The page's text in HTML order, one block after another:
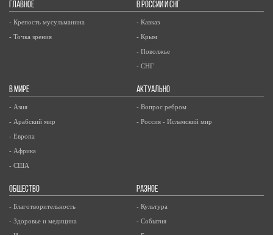
ГЛАВНОЕ
- Крепость мусульманина
- Точка зрения
В РОССИИ И СНГ
- Кавказ
- Крым
- Поволжье
- СНГ
В МИРЕ
- Азия
- Арабский мир
- Европа
- Африка
- США
АКТУАЛЬНО
- Вопрос ребром
- Россия - Исламский мир
ОБЩЕСТВО
- Благотворительность
- Здоровье и медицина
РАЗНОЕ
- Культура
- События